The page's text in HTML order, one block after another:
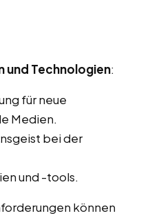
und Technologien:
für neue
Medien.
bei der
und -tools.
können